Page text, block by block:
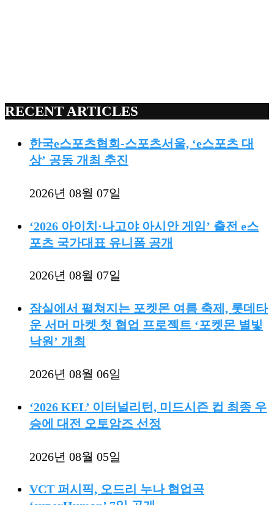
RECENT ARTICLES
한국e스포츠협회-스포츠서울, ‘e스포츠 대
상’ 공동 개최 추진
2026년 08월 07일
‘2026 아이치·나고야 아시안 게임’ 출전 e스
포츠 국가대표 유니폼 공개
2026년 08월 07일
잠실에서 펼쳐지는 포켓몬 여름 축제, 롯데타
운 서머 마켓 첫 협업 프로젝트 ‘포켓몬 별빛
낙원’ 개최
2026년 08월 06일
‘2026 KEL’ 이터널리턴, 미드시즌 컵 최종 우
승에 대전 오토암즈 선정
2026년 08월 05일
VCT 퍼시픽, 오드리 누나 협업곡